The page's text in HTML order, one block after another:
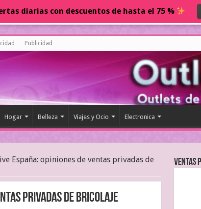
Publicidad
Hogar Belleza Viajes y Ocio Electronica
España: opiniones de ventas privadas de
privadas de bricolaje
Ventas
diarias con descuentos de hasta el 75 %